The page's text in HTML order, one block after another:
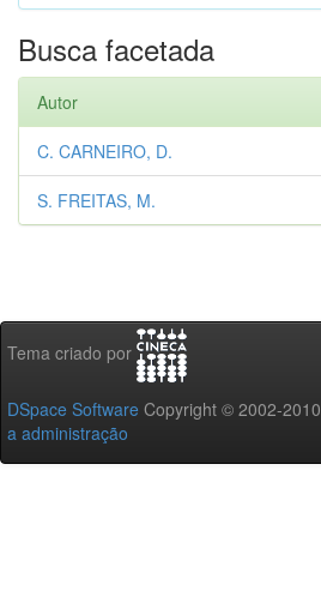
Busca facetada
Autor
C. CARNEIRO, D.
S. FREITAS, M.
Tema criado por
DSpace Software Copyright © 2002-2010
a administração